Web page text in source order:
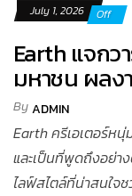
July 1, 2026 Off
Earth แจก
มหาชน ผลง
ByADMIN
Earth ครีเอเตอร์ห
และเป็นที่พูดถึงอย่า
ไลฟ์สไตล์ที่น่าสนใจ